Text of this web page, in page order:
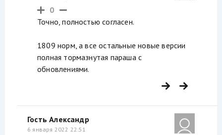
0
Точно, полностью согласен.
1809 норм, а все остальные новые версии
полная тормазнутая параша с
обновлениями.
Гость Александр
6 января 2022 22:51